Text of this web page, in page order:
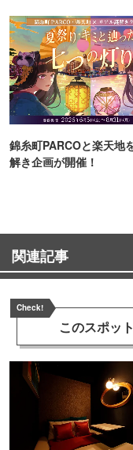
錦糸町PARCOと楽天地
解き企画が開催！
関連記事
Check!
このスポッ